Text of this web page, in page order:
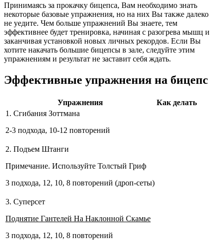
Принимаясь за прокачку бицепса, Вам необходимо знать
некоторые базовые упражнения, но на них Вы также далеко
не уедите. Чем больше упражнений Вы знаете, тем
эффективнее будет тренировка, начиная с разогрева мышц и
заканчивая установкой новых личных рекордов. Если Вы
хотите накачать большие бицепсы в зале, следуйте этим
упражнениям и результат не заставит себя ждать.
Эффективные упражнения на бицепс
Упражнения
Как делать
1. Сгибания Зоттмана
2-3 подхода, 10-12 повторений
2. Подъем Штанги
Примечание. Используйте Толстый Гриф
3 подхода, 12, 10, 8 повторений (дроп-сеты)
3. Суперсет
Поднятие Гантелей На Наклонной Скамье
3 подхода, 12, 10, 8 повторений